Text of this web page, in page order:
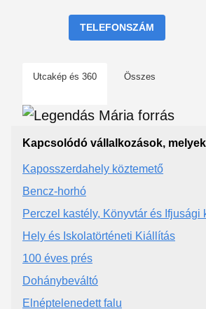
TELEFONSZÁM
Utcakép és 360 Összes
Kapcsolódó vállalkozások,
Kaposszerdahely köztemető
Bencz-horhó
Perczel kastély, Könyvtár és Ifjusági
Hely és Iskolatörténeti Kiállítás
100 éves prés
Dohánybeváltó
Elnéptelenedett falu